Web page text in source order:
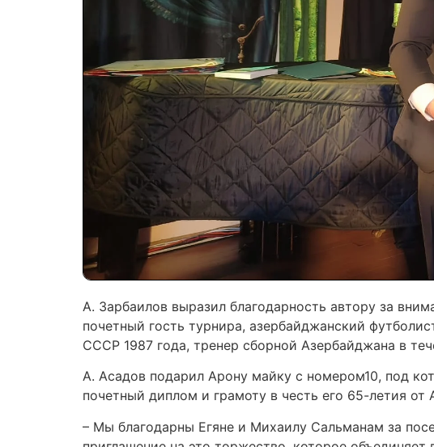
А. Зарбаилов выразил благодарность автору за
почетный гость турнира, азербайджанский
СССР 1987 года, тренер сборной Азербайджана в
А. Асадов подарил Арону майку с номером10, под
почетный диплом и грамоту в честь его 65-летия
– Мы благодарны Егяне и Михаилу Сальманам за